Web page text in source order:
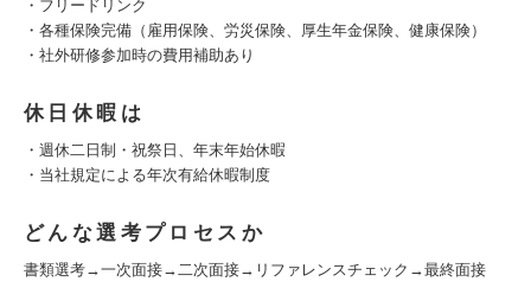
・フリードリンク
・各種保険完備（雇用保険、労災保険、厚生年金保険、健康保険）
・社外研修参加時の費用補助あり
休日休暇は
・週休二日制・祝祭日、年末年始休暇
・当社規定による年次有給休暇制度
どんな選考プロセスか
書類選考→一次面接→二次面接→リファレンスチェック→最終面接